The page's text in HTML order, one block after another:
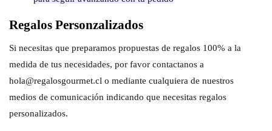
Regalos Personzalizados
Si necesitas que preparamos propuestas de regalos 100% a la
medida de tus necesidades, por favor contactanos a
hola@regalosgourmet.cl o mediante cualquiera de nuestros
medios de comunicación indicando que necesitas regalos
personalizados.